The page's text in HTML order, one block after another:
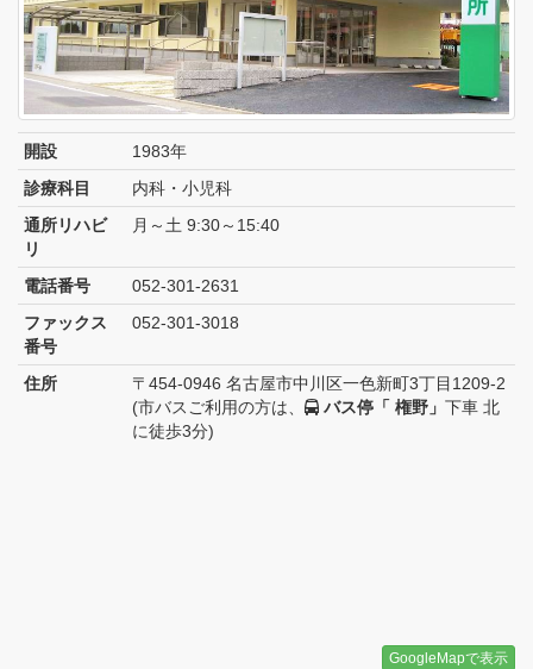
開設
1983年
診療科目
内科・小児科
通所リハビ
リ
月～土 9:30～15:40
電話番号
052-301-2631
ファックス
番号
052-301-3018
住所
〒454-0946 名古屋市中川区一色新町3丁目1209-2
(市バスご利用の方は、
バス停「 権野」 下車 北
に徒歩3分)
GoogleMapで表示